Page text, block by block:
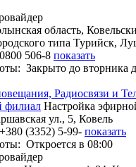
область,
типа Турийск,
0800 506-8 показать
Закрыто до вторника
Радиосвязи и
филиал Настройка
ул., 5, Ковель
+380 (3352) 5-99- показать
Откроется в 08:00